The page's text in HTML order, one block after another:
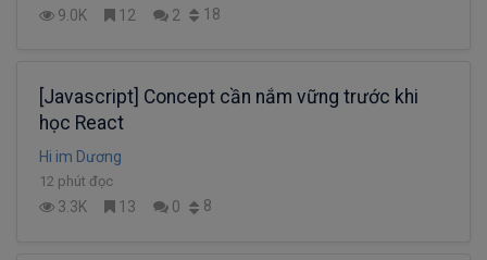
9.0K 12 2 18
[Javascript] Concept cần nắm vững trước khi
học React
Hi im Dương
12 phút đọc
3.3K 13 0 8